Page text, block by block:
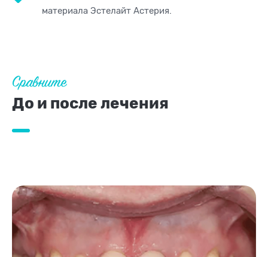
материала Эстелайт Астерия.
Сравните
До и после лечения